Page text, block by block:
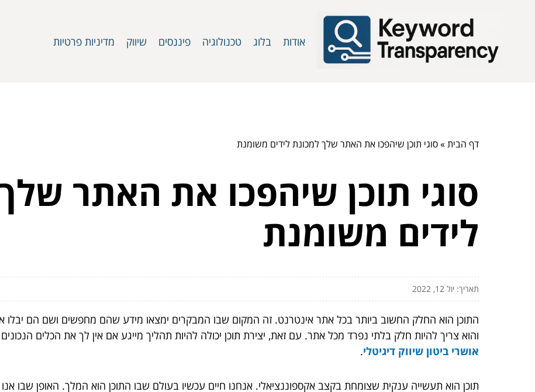
אודות בלוג טכנולוגיה פיננסים שיווק מדיניות פרטיות
דף הבית»סוגי תוכן שיהפכו את האתר שלך למכונת לידים משומנת
סוגי תוכן שיהפכו את האתר
לידים משומנת
תאריך: יול 12, 2022
התוכן הוא החלק החשוב ביותר בכל אתר אינטרנט. זה המקום שבו המבקרים ימצאו מידע שהם מחפשים ושם הם יבלו
והוא צריך להיות חלק בלתי נפרד מכל אתר. עם זאת, יצירת תוכן יכולה להיות תהליך מייגע אם אין לך את הכלים
אושרי ביטון שיווק דיגיטלי.
תוכן הוא תעשייה ענקית שצומחת בקצב אקספוננציאלי. אנחנו חיים עכשיו בעולם שבו התוכן הוא המלך. האופן שבו